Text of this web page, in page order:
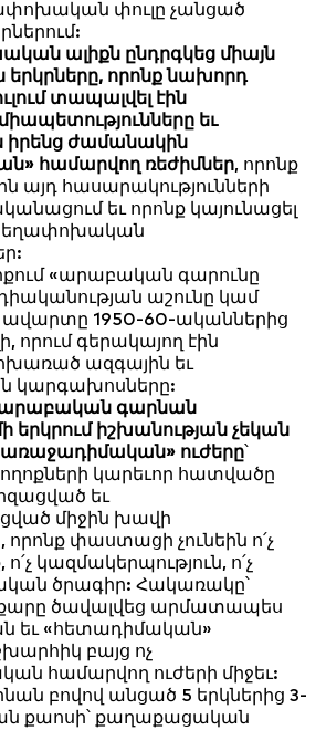
փուլը չանցած
ալիքն ընդրգկեց միայն
որոնք նախորդ
տապալվել էին
եւ
իրենց ժամանակին
համարվող ռեժիմներ, որոնք
այդ հասարակությունների
եւ որոնք կայունացել
«արաբական գարունը
աշունը կամ
ավարտը 1950-60-ականներից
որում գերակայող էին
ազգային եւ
կարգախոսները:
արաբական գարնան
երկրում իշխանության չեկան
ուժերը՝
կարեւոր հատվածը
եւ
միջին խավի
փաստացի չունեին ո՛չ
կազմակերպություն, ո՛չ
ծրագիր: Հակառակը՝
ծավալվեց արմատապես
եւ «հետադիմական»
բայց ոչ
համարվող ուժերի միջեւ:
բովով անցած 5 երկներից 3-
քաոսի՝ քաղաքացական